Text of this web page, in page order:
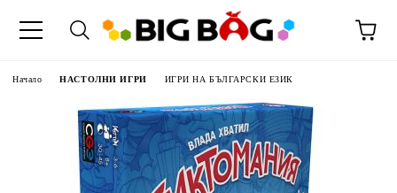
Начало НАСТОЛНИ ИГРИ ИГРИ НА БЪЛГАРСКИ ЕЗИК